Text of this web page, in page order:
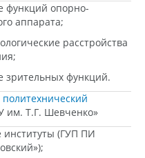
функций опорно-
аппарата;
расстройства
зрительных функций.
им. Т.Г. Шевченко»
институты (ГУП ПИ